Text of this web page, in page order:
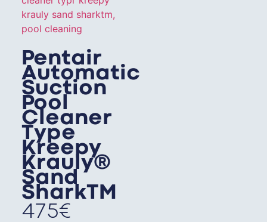
Pentair
Automatic
Suction
Pool
Cleaner
Type
Kreepy
Krauly®
Sand
SharkTM
475€